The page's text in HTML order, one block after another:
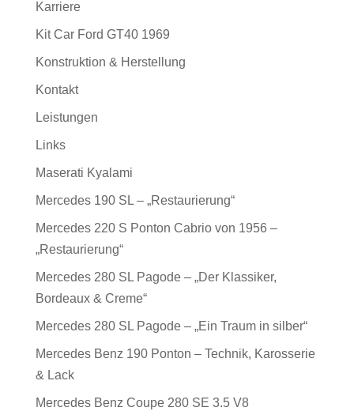
Karriere
Kit Car Ford GT40 1969
Konstruktion & Herstellung
Kontakt
Leistungen
Links
Maserati Kyalami
Mercedes 190 SL – „Restaurierung“
Mercedes 220 S Ponton Cabrio von 1956 –
„Restaurierung“
Mercedes 280 SL Pagode – „Der Klassiker,
Bordeaux & Creme“
Mercedes 280 SL Pagode – „Ein Traum in silber“
Mercedes Benz 190 Ponton – Technik, Karosserie
& Lack
Mercedes Benz Coupe 280 SE 3.5 V8